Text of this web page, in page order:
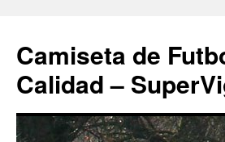
Camiseta de
Calidad –